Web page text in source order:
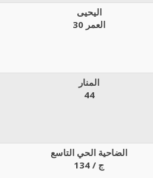
اليحيى
العمر 30
المنار
44
الضاحية الحي التاسع
134 / ج